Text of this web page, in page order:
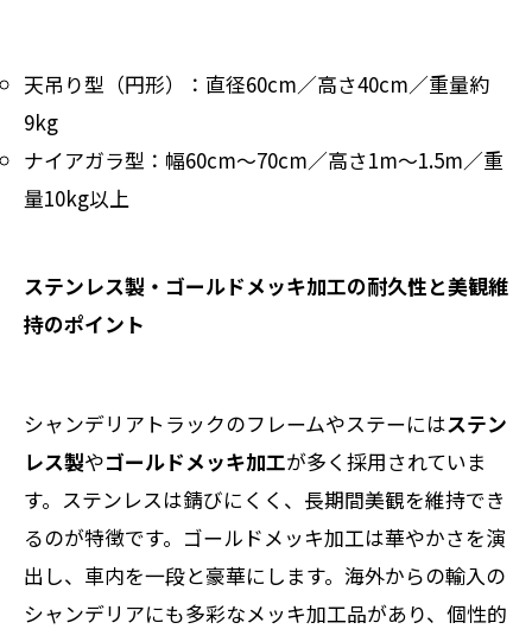
天吊り型（円形）：直径60cm／高さ40cm／重量約
9kg
ナイアガラ型：幅60cm～70cm／高さ1m～1.5m／重
量10kg以上
ステンレス製・ゴールドメッキ加工の耐久性と美観維
持のポイント
シャンデリアトラックのフレームやステーにはステン
レス製やゴールドメッキ加工が多く採用されていま
す。ステンレスは錆びにくく、長期間美観を維持でき
るのが特徴です。ゴールドメッキ加工は華やかさを演
出し、車内を一段と豪華にします。海外からの輸入の
シャンデリアにも多彩なメッキ加工品があり、個性的